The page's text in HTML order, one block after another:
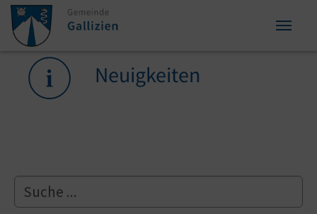
Zum Inhalt springen
Zum Seitenende springen
Sie sind hier: Neuigkeiten